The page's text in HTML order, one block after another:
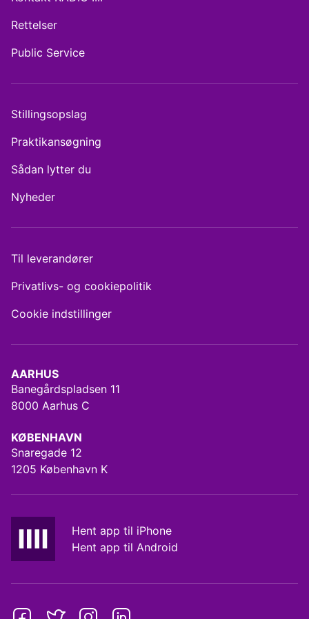
AARHUS
Banegårdspladsen 11
8000 Aarhus C
KØBENHAVN
Snaregade 12
1205 København K
Hent app til iPhone
Hent app til Android
Rettelser
Public Service
Stillingsopslag
Praktikansøgning
Sådan lytter du
Nyheder
Til leverandører
Privatlivs- og cookiepolitik
Cookie indstillinger